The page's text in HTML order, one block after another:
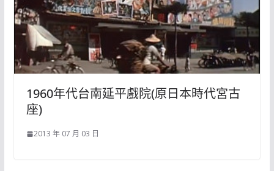
1960年代台南延平戲院(原日本時代宮古
座)
2013 年 07 月 03 日